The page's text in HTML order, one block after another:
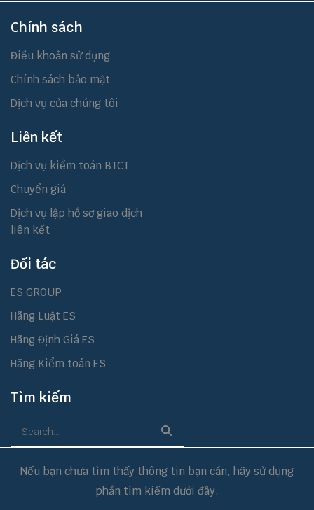
Chính sách
Điều khoản sử dụng
Chính sách bảo mật
Dịch vụ của chúng tôi
Liên kết
Dịch vụ kiểm toán BTCT
Chuyển giá
Dịch vụ lập hồ sơ giao dịch
liên kết
Đối tác
ES GROUP
Hãng Luật ES
Hãng Định Giá ES
Hãng Kiểm toán ES
Tìm kiếm
Nếu bạn chưa tìm thấy thông tin bạn cần, hãy sử dụng
phần tìm kiếm dưới đây.